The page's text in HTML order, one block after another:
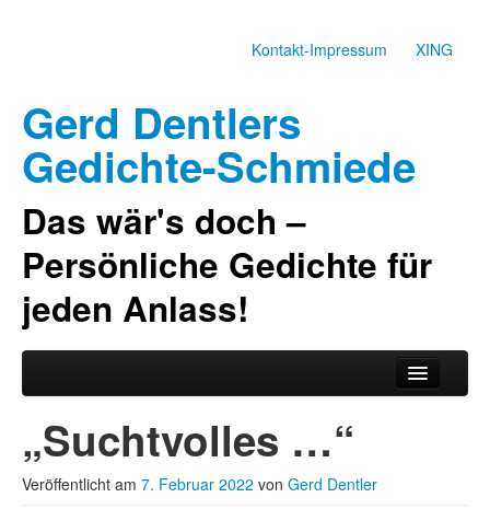
Kontakt-Impressum XING
Gerd Dentlers
Gedichte-Schmiede
Das wär's doch –
Persönliche Gedichte für
jeden Anlass!
Hauptmenü
Über den Dichter
Wofür ein Gedicht?
„Suchtvolles …“
Veröffentlicht am 7. Februar 2022 von Gerd Dentler